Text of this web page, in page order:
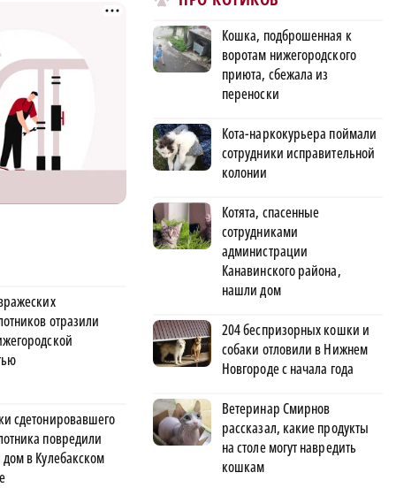
отразили
сдетонировавшего
повредили
в Кулебакском
Кошка, подброшенная к
воротам нижегородского
приюта, сбежала из
переноски
Кота-наркокурьера поймали
сотрудники исправительной
колонии
Котята, спасенные
сотрудниками
администрации
Канавинского района,
нашли дом
204 беспризорных кошки и
собаки отловили в Нижнем
Новгороде с начала года
Ветеринар Смирнов
рассказал, какие продукты
на столе могут навредить
кошкам